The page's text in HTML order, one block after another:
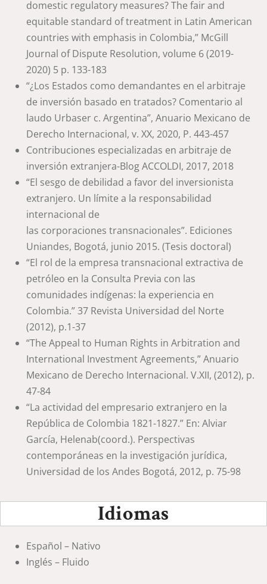
domestic regulatory measures? The fair and
equitable standard of treatment in Latin American
countries with emphasis in Colombia,” McGill
Journal of Dispute Resolution, volume 6 (2019-
2020) 5 p. 133-183
“¿Los Estados como demandantes en el arbitraje
de inversión basado en tratados? Comentario al
laudo Urbaser c. Argentina”, Anuario Mexicano de
Derecho Internacional, v. XX, 2020, P. 443-457
Contribuciones especializadas en arbitraje de
inversión extranjera-Blog ACCOLDI, 2017, 2018
“El sesgo de debilidad a favor del inversionista
extranjero. Un límite a la responsabilidad
internacional de
las corporaciones transnacionales”. Ediciones
Uniandes, Bogotá, junio 2015. (Tesis doctoral)
“El rol de la empresa transnacional extractiva de
petróleo en la Consulta Previa con las
comunidades indígenas: la experiencia en
Colombia.” 37 Revista Universidad del Norte
(2012), p.1-37
“The Appeal to Human Rights in Arbitration and
International Investment Agreements,” Anuario
Mexicano de Derecho Internacional. V.XII, (2012), p.
47-84
“La actividad del empresario extranjero en la
República de Colombia 1821-1827.” En: Alviar
García, Helenab(coord.). Perspectivas
contemporáneas en la investigación jurídica,
Universidad de los Andes Bogotá, 2012, p. 75-98
Idiomas
Español – Nativo
Inglés – Fluido